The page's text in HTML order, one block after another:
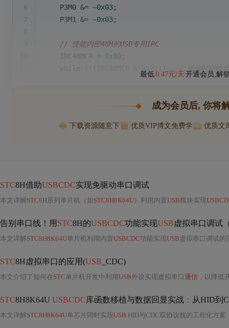
6
    P3M0 &= ~
0x03;
7
    P3M1 &= ~
0x03;
// 使能内部48M的USB专用IRC
    IRC48MCR =
0x80 ;
最低0.47元/天 开通会员,解
成为会员后, 你将
下载资源随意下 优质VIP博文免费学 优质文
STC8H借助USBCDC实现免驱动串口调试
本文详解STC8H系列单片机（如STC8H8K64U）利用内置USB模块实现
告别串口线！用 STC8H的USBCDC功能实现USB虚拟串口调试
本文详解STC8H8K64U单片机利用内置USBCDC功能实现USB虚拟串口调试的完
STC8H虚拟串口的应用(USB _CDC)
本文介绍了如何在STC单片机开发中利用USB外设实现虚拟串口通信 ，以降低
STC8H8K64U USBCDC库函数移植与数据回显实战 ： 从HID到
本文详解STC8H8K64U单芯片同时实现USB HID与CDC双协议栈的工程化方案，涵盖复合设备描述符设计、初始化流程协同、混合数据轮询架构及CDC数据回显实现。重点解决调试信息实时输出难题